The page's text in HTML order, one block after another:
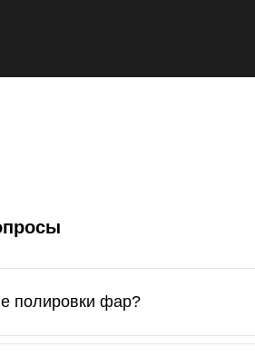
полировки фар?